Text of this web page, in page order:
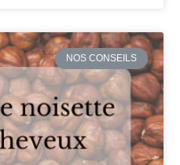
NOS CONSEILS